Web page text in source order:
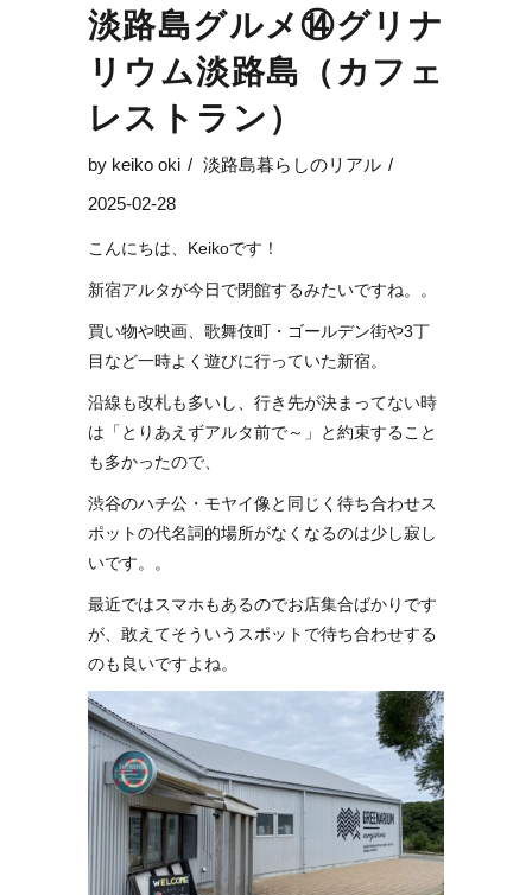
淡路島グルメ⑭グリナ
リウム淡路島（カフェ
レストラン）
by keiko oki
淡路島暮らしのリアル
2025-02-28
こんにちは、Keikoです！
新宿アルタが今日で閉館するみたいですね。。
買い物や映画、歌舞伎町・ゴールデン街や3丁
目など一時よく遊びに行っていた新宿。
沿線も改札も多いし、行き先が決まってない時
は「とりあえずアルタ前で～」と約束すること
も多かったので、
渋谷のハチ公・モヤイ像と同じく待ち合わせス
ポットの代名詞的場所がなくなるのは少し寂し
いです。。
最近ではスマホもあるのでお店集合ばかりです
が、敢えてそういうスポットで待ち合わせする
のも良いですよね。